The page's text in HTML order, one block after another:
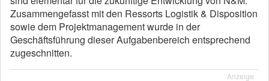
Zusammengefasst mit den Ressorts Logistik & Disposition
sowie dem Projektmanagement wurde in der
Geschäftsführung dieser Aufgabenbereich entsprechend
zugeschnitten.
Anzeige